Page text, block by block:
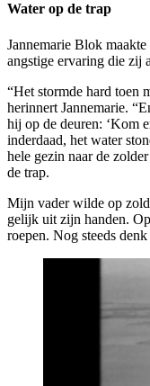
Water op de trap
Jannemarie Blok
angstige ervaring die zij
“Het stormde hard toen
herinnert Jannemarie.
hij op de deuren: ‘Kom
inderdaad, het water
hele gezin naar de
de trap.
Mijn vader wilde op
gelijk uit zijn handen.
roepen. Nog steeds